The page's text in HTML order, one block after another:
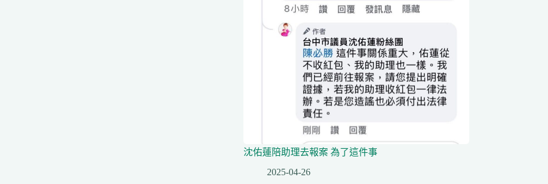
沈佑蓮陪助理去報案 為了這件事
2025-04-26